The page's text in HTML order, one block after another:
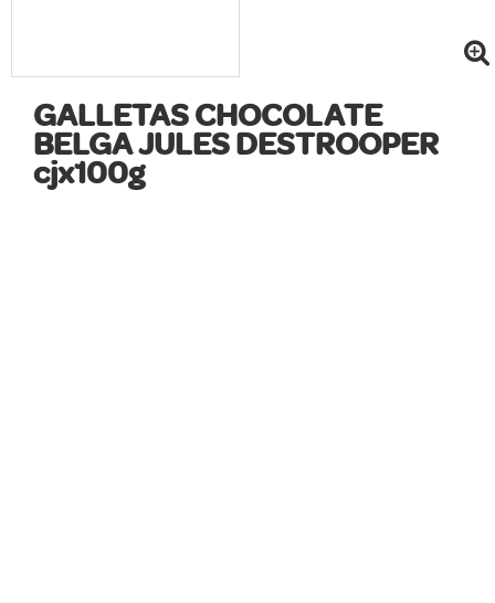
GALLETAS CHOCOLATE
BELGA JULES DESTROOPER
cjx100g